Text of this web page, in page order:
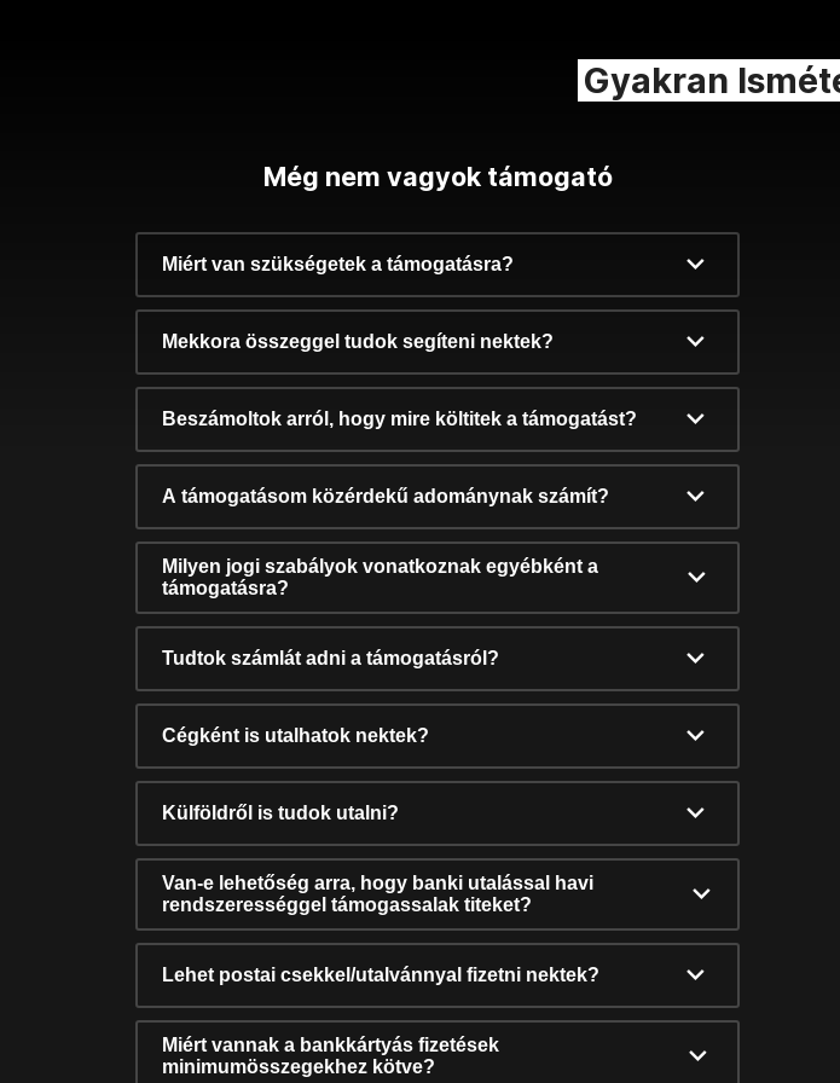
Gyakran
Még nem vagyok támogató
Miért van szükségetek a támogatásra?
Mekkora összeggel tudok segíteni nektek?
Beszámoltok arról, hogy mire költitek a támogatást?
A támogatásom közérdekű adománynak számít?
Milyen jogi szabályok vonatkoznak egyébként a
támogatásra?
Tudtok számlát adni a támogatásról?
Cégként is utalhatok nektek?
Külföldről is tudok utalni?
Van-e lehetőség arra, hogy banki utalással havi
rendszerességgel támogassalak titeket?
Lehet postai csekkel/utalvánnyal fizetni nektek?
Miért vannak a bankkártyás fizetések
minimumösszegekhez kötve?